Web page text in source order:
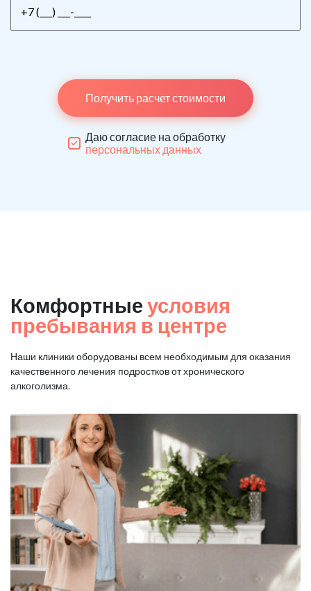
Получить расчет стоимости
Даю согласие на обработку
персональных данных
Комфортные условия
пребывания в центре
Наши клиники оборудованы всем необходимым для оказания
качественного лечения подростков от хронического
алкоголизма.